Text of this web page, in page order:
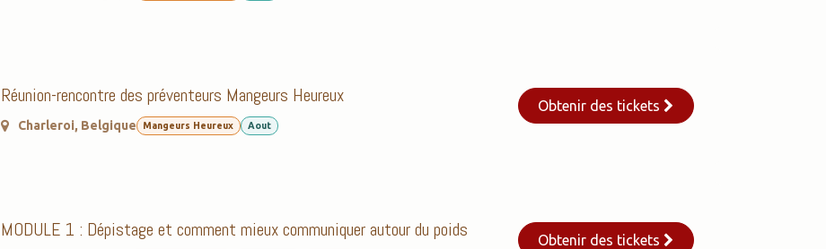
Réunion-rencontre des préventeurs Mangeurs Heureux
Charleroi, Belgique Mangeurs Heureux Aout
Obtenir des tickets
MODULE 1 : Dépistage et comment mieux communiquer autour du poids Obtenir des tickets